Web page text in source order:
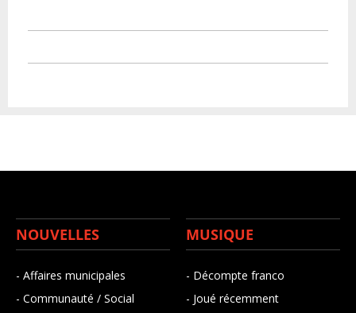
NOUVELLES
- Affaires municipales
- Communauté / Social
MUSIQUE
- Décompte franco
- Joué récemment